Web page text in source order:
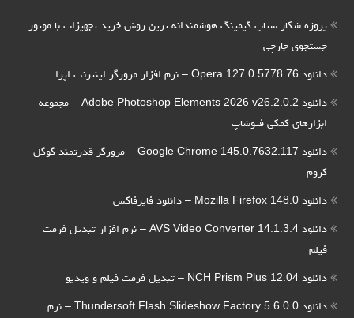
پروژه شکار ستاپ گیمینگ هوشمندانه ترین روش خرید تجهیزات با موتور
جستجوی جارچی
دانلود Opera 127.0.5778.76 – نرم افزار مرورگر اینترنت اپرا
دانلود Adobe Photoshop Elements 2026 v26.2.0.2 – مجموعه
ابزارهای کمکی فتوشاپ
دانلود Google Chrome 145.0.7632.117 – مرورگر قدرتمند گوگل
کروم
دانلود Mozilla Firefox 148.0 – دانلود فایرفاکس
دانلود AVS Video Converter 14.1.3.4 – نرم افزار تبدیل فرمت
فیلم
دانلود NCH Prism Plus 12.04 – تبدیل فرمت فیلم و ویدیو
دانلود Thundersoft Flash Slideshow Factory 5.6.0.0 – نرم